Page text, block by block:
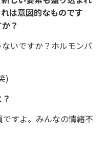
は意図的なものです
？
いですか？ホルモンバ
)
すよ。みんなの情緒不